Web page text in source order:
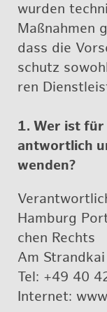
wur­den
Maß­nah­men
dass die
schutz
ren
1. Wer ist
ant­wort­lich
wen­den?
Ham­burg
chen Rechts
Am
Tel: +49 40
In­ter­net: